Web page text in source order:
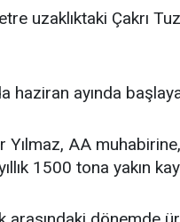
uzaklıktaki Çakrı
haziran ayında
AA
1500 tona yakın